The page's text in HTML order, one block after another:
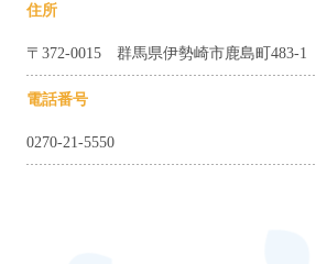
住所
〒372-0015 群馬県伊勢崎市鹿島町483-1
電話番号
0270-21-5550